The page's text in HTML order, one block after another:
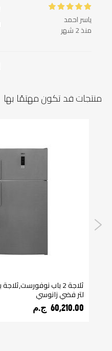
ياسر احمد
منذ 2 شهر
منتجات قد تكون مهتمًا بها
لتر فضي زانوسي
60,210.00 ج.م‏